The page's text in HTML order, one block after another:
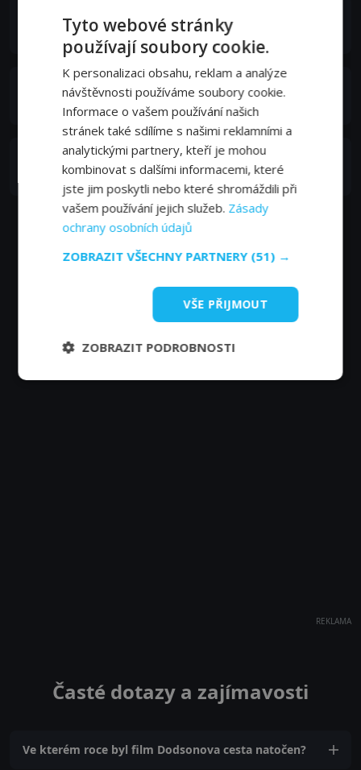
Penelope Ann Miller
Meredith Dodson
Tantoo Cardinal
Waitress
Alf Humphreys
Pumpkin Farmer
REKLAMA
Časté dotazy a zajímavosti
Ve kterém roce byl film Dodsonova cesta natočen?
Tyto webové stránky
používají soubory cookie.
K personalizaci obsahu, reklam a analýze
návštěvnosti používáme soubory cookie.
Informace o vašem používání našich
stránek také sdílíme s našimi reklamními a
analytickými partnery, kteří je mohou
kombinovat s dalšími informacemi, které
jste jim poskytli nebo které shromáždili při
vašem používání jejich služeb. Zásady
ochrany osobních údajů
ZOBRAZIT VŠECHNY PARTNERY (51) →
VŠE PŘIJMOUT
ZOBRAZIT PODROBNOSTI